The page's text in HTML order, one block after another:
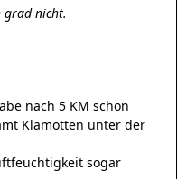
grad nicht.
nach 5 KM schon
Klamotten unter der
sogar